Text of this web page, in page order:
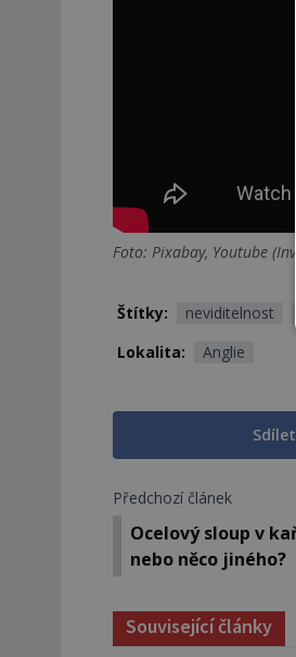
Foto: Pixabay, Youtube
Štítky: neviditelnost
Lokalita:
Anglie
Předchozí článek
Ocelový sloup v
nebo něco jiného?
Související články